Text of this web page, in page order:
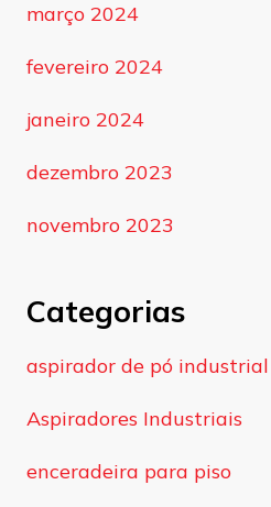
março 2024
fevereiro 2024
janeiro 2024
dezembro 2023
novembro 2023
Categorias
aspirador de pó industrial
Aspiradores Industriais
enceradeira para piso